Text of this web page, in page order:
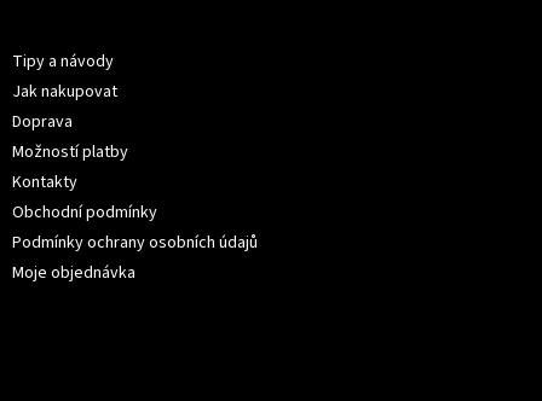
Tipy a návody
Jak nakupovat
Doprava
Možností platby
Kontakty
Obchodní podmínky
Podmínky ochrany osobních údajů
Moje objednávka